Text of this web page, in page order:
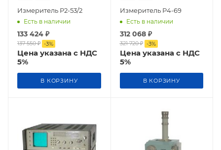
Измеритель Р2-53/2
Есть в наличии
133 424 ₽
137 550₽ -3%
Цена указана с НДС
5%
В КОРЗИНУ
Измеритель Р4-69
Есть в наличии
312 068₽
321 720₽ -3%
Цена указана с НДС
5%
В КОРЗИНУ